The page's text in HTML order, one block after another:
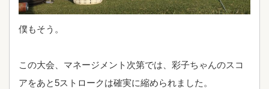
僕もそう。
この大会、マネージメント次第では、彩子ちゃんのスコ
アをあと5ストロークは確実に縮められました。